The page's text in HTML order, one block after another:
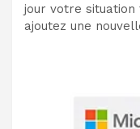
jour votre situation
ajoutez une